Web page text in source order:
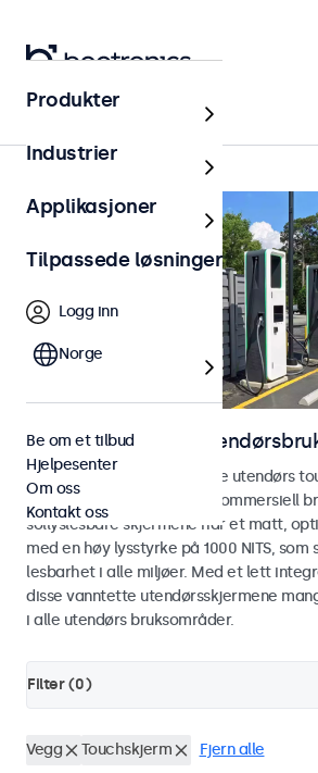
Hjem
Touchskjermer for
Utforsk våre værbestandige utendørs
designet for industriell og kommersiell
sollyslesbare skjermene har et matt,
med en høy lysstyrke på 1000 NITS,
lesbarhet i alle miljøer. Med et lett
disse vanntette utendørsskjermene
i alle utendørs bruksområder.
Filter (0)
Vegg Touchskjerm Fjern alle
Produkter
Industrier
Applikasjoner
Tilpassede løsninger
Logg inn
Norge
Be om et tilbud
Hjelpesenter
Om oss
Kontakt oss